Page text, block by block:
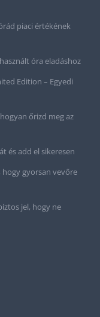
piaci értékének
óra eladáshoz
Edition – Egyedi
őrizd meg az
és add el sikeresen
hogy gyorsan vevőre
jel, hogy ne